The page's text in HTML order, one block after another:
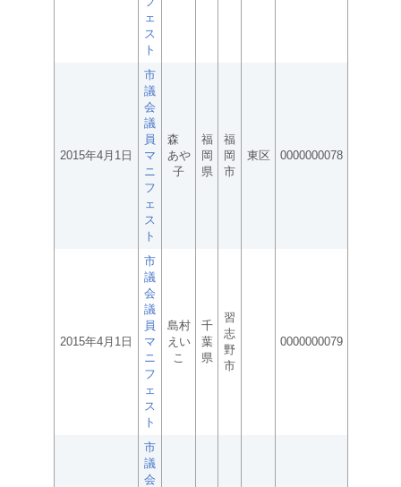
ェ
ス
ト
2015年4月1日
市
議
会
議
員
マ
ニ
フ
ェ
ス
ト
森
あや
子
福
岡
県
福
岡
市
東区 0000000078
2015年4月1日
市
議
会
議
員
マ
ニ
フ
ェ
ス
ト
島村
えい
こ
千
葉
県
習
志
野
市
0000000079
市
議
会